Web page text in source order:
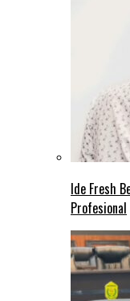
Ide Fresh
Profesional